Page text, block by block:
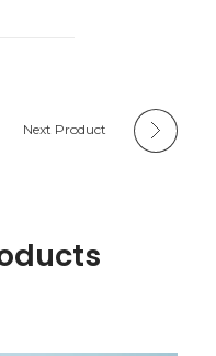
Next Product